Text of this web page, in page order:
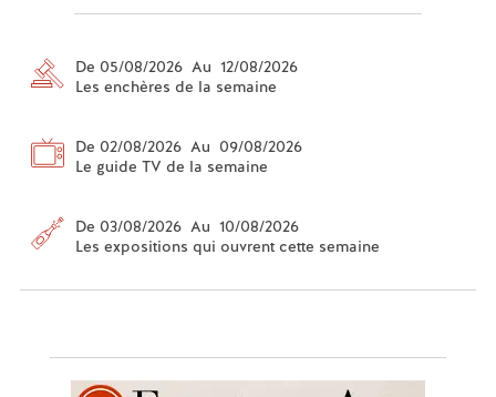
De 05/08/2026 Au 12/08/2026
Les enchères de la semaine
De 02/08/2026 Au 09/08/2026
Le guide TV de la semaine
De 03/08/2026 Au 10/08/2026
Les expositions qui ouvrent cette semaine